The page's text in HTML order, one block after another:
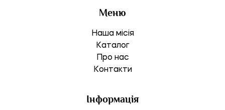
Меню
Наша місія
Каталог
Про нас
Контакти
Інформація